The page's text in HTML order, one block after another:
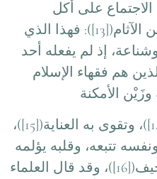
على أكل
الطعام، ولا يقترفون شيئاً من الآثام([13]): فهذا الذي
إذ لم يفعله أحد
هم فقهاء الإسلام
وزَيْن الأمكنة
والثاني: أن تدخله الجناية([14])، وتقوى به العناية([15])،
تتبعه، وقلبه يؤلمه
ويوجعه؛ لما يجد من ألم الحيف([16])، وقد قال العلماء